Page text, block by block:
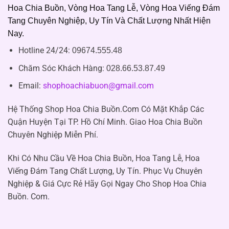
Hoa Chia Buồn, Vòng Hoa Tang Lễ, Vòng Hoa Viếng Đám
Tang Chuyên Nghiệp, Uy Tín Và Chất Lượng Nhất Hiện
Nay.
Hotline 24/24: 09674.555.48
Chăm Sóc Khách Hàng: 028.66.53.87.49
Email: shophoachiabuon@gmail.com
Hệ Thống Shop Hoa Chia Buồn.Com Có Mặt Khắp Các
Quận Huyện Tại TP. Hồ Chí Minh. Giao Hoa Chia Buồn
Chuyên Nghiệp Miễn Phí.
Khi Có Nhu Cầu Về Hoa Chia Buồn, Hoa Tang Lễ, Hoa
Viếng Đám Tang Chất Lượng, Uy Tín. Phục Vụ Chuyên
Nghiệp & Giá Cực Rẻ Hãy Gọi Ngay Cho Shop Hoa Chia
Buồn. Com.